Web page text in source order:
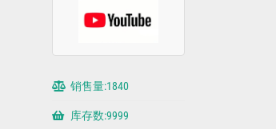
销售量:1840
库存数:9999